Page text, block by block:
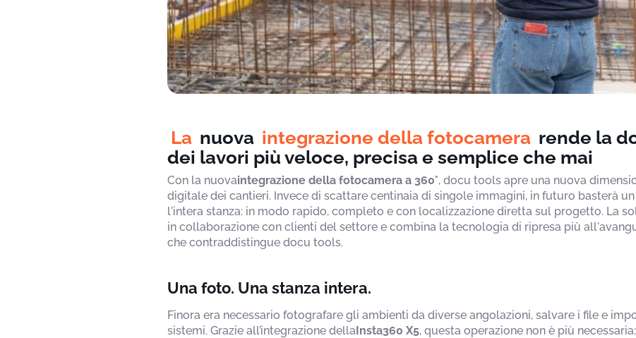
La nuova integrazione della fotocamera rende la
dei lavori più veloce, precisa e semplice che mai
Con la nuovaintegrazione della fotocamera a 360°, docu tools apre una nuova
digitale dei cantieri. Invece di scattare centinaia di singole immagini, in futuro basterà
l'intera stanza: in modo rapido, completo e con localizzazione diretta sul progetto. La
in collaborazione con clienti del settore e combina la tecnologia di ripresa più
che contraddistingue docu tools.
Una foto. Una stanza intera.
Finora era necessario fotografare gli ambienti da diverse angolazioni, salvare i file e
sistemi. Grazie all’integrazione dellaInsta360 X5, questa operazione non è più